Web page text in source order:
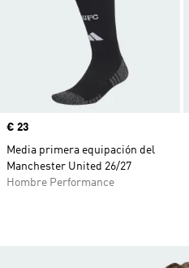
Precio
€ 23
Media primera equipación del
Manchester United 26/27
Hombre Performance